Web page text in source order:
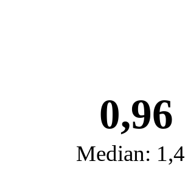
0,96
Median: